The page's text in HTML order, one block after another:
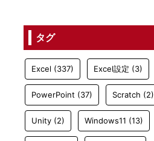
タグ
Excel (337) Excel設定 (3)
PowerPoint (37) Scratch (2)
Unity (2) Windows11 (13)